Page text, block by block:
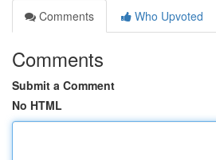
Comments
Who Upvoted
Comments
Submit a Comment
No HTML